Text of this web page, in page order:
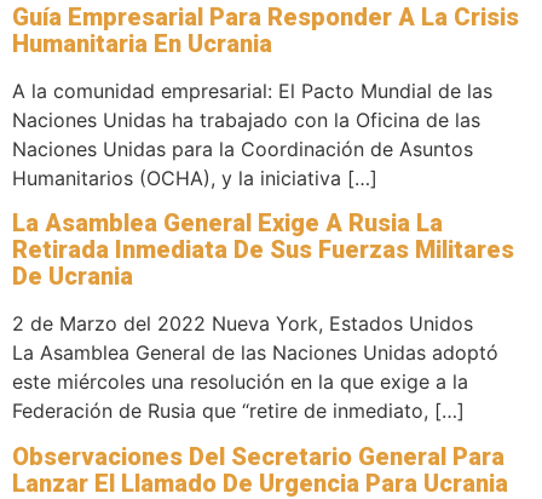
Guía Empresarial Para Responder A La Crisis
Humanitaria En Ucrania
A la comunidad empresarial: El Pacto Mundial de las
Naciones Unidas ha trabajado con la Oficina de las
Naciones Unidas para la Coordinación de Asuntos
Humanitarios (OCHA), y la iniciativa […]
La Asamblea General Exige A Rusia La
Retirada Inmediata De Sus Fuerzas Militares
De Ucrania
2 de Marzo del 2022 Nueva York, Estados Unidos
La Asamblea General de las Naciones Unidas adoptó
este miércoles una resolución en la que exige a la
Federación de Rusia que “retire de inmediato, […]
Observaciones Del Secretario General Para
Lanzar El Llamado De Urgencia Para Ucrania